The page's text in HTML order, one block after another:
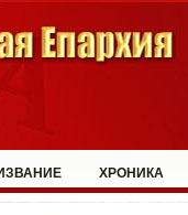
ХРОНИКА